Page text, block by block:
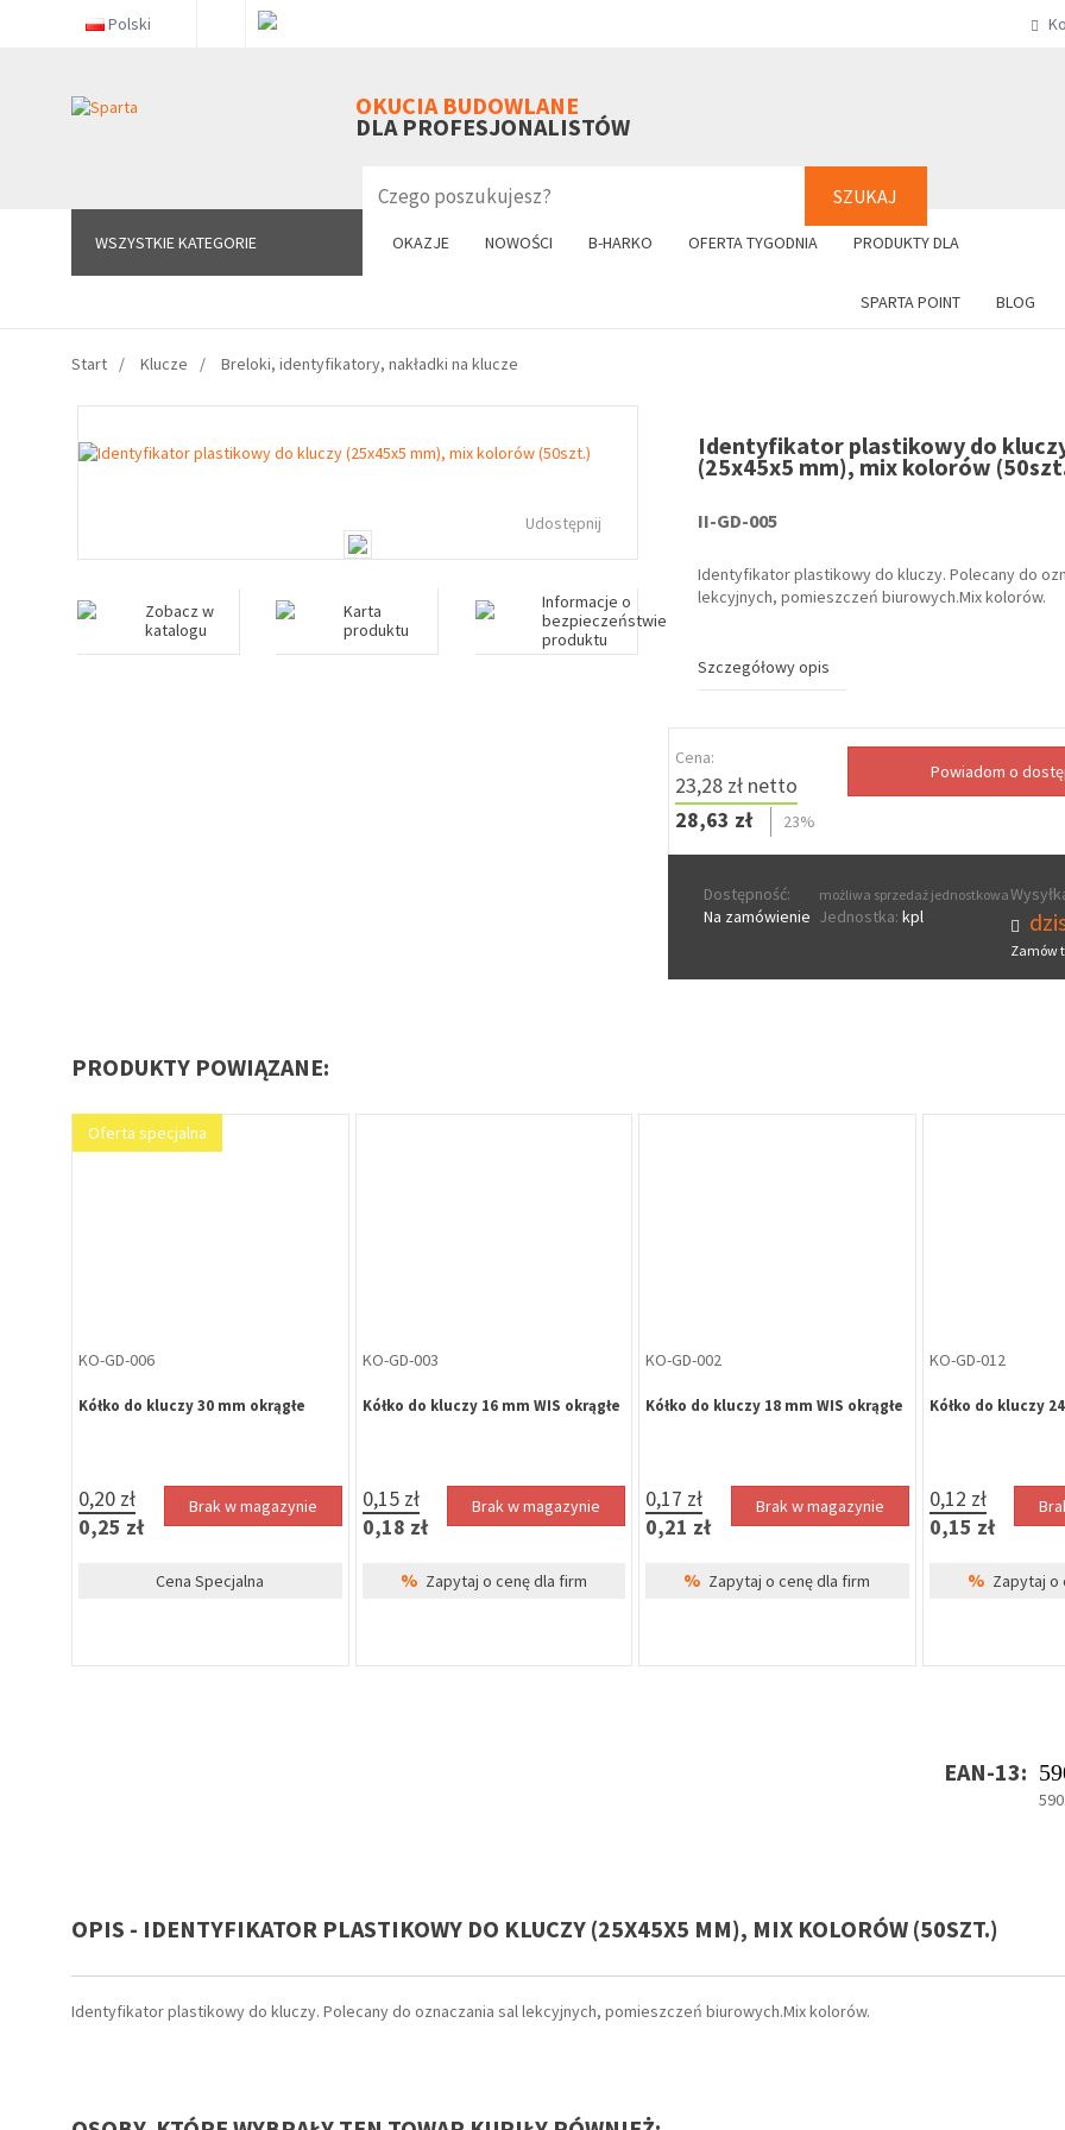
Polski
OKUCIA BUDOWLANE
DLA PROFESJONALISTÓW
SZUKAJ
WSZYSTKIE KATEGORIE OKAZJE NOWOŚCI B-HARKO OFERTA TYGODNIA PRODUKTY DLA
SPARTA POINT BLOG
WSZYSTKIE KATEGORIE +48 61
Start Klucze Breloki, identyfikatory, nakładki na klucze
Udostępnij
Zobacz w
katalogu
Karta
produktu
Informacje o
bezpieczeństwie
produktu
Identyfikator plastikowy do
(25x45x5 mm), mix kolorów
II-GD-005
Identyfikator plastikowy do kluczy. Polecany do
lekcyjnych, pomieszczeń biurowych.Mix kolorów.
Szczegółowy opis
Cena:
23,28 zł netto
28,63 zł
23%
Dostępność:
Na zamówienie
możliwa sprzedaż jednostkowa
Jednostka: kpl
Zamów
PRODUKTY POWIĄZANE:
KO-GD-001
Kółko do kluczy 25 mm WIS okrągłe
0,22 zł
0,27 zł
Brak w magazynie
Zapytaj o cenę dla firm
KO-GD-009
Kółko do kluczy 35 mm okrągłe
0,37 zł
0,46 zł
Brak w magazynie
% Zapytaj o cenę dla firm
KO-GD-011
Kółko do kluczy 26 mm płaskie
0,75 zł
0,92 zł
Brak w magazynie
% Zapytaj o cenę dla firm
KO-GD-005
Kółko do kluczy
0,87 zł
1,07 zł
% Zapytaj o
EAN-13:
OPIS - IDENTYFIKATOR PLASTIKOWY DO KLUCZY (25X45X5 MM), MIX KOLORÓW (50SZT.)
Identyfikator plastikowy do kluczy. Polecany do oznaczania sal lekcyjnych, pomieszczeń biurowych.Mix kolorów.